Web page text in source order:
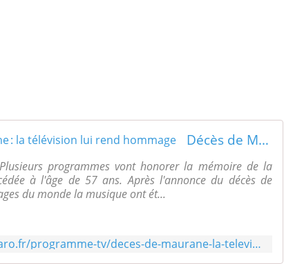
Décès de Maurane : la télévision lui rend hommage
programmes vont honorer la mémoire de la
à l'âge de 57 ans. Après l'annonce du décès de
du monde la musique ont ét...
http://tvmag.lefigaro.fr/programme-tv/deces-de-maurane-la-television-lui-rend-hommage_67ac92fc-5397-11e8-aab1-4641489dd35c/